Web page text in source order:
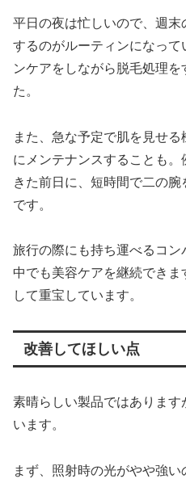
平日の夜は忙しいので、週
するのがルーティンになっ
ンケアをしながら脱毛処理
た。
また、急な予定で肌を見せ
にメンテナンスすることも
きた前日に、短時間で二の
です。
旅行の際にも持ち運べるコ
中でも美容ケアを継続でき
して重宝しています。
改善してほしい点
素晴らしい製品ではありま
います。
まず、照射時の光がやや強